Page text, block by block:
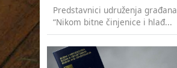
Predstavnici udruženja građana
“Nikom bitne činjenice i hlađ...